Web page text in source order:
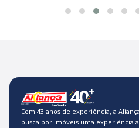
Com 43 anos de experiência, a
busca por imóveis uma experiência